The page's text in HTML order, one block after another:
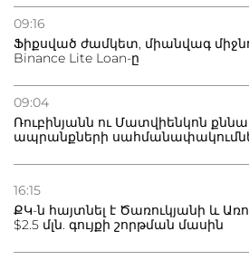
09:16
Ֆիքսված ժամկետ, միանվագ
Binance Lite Loan-ը
09:04
Ռուբինյանն ու Մատվիենկոն
ապրանքների
16:15
ՔԿ-ն հայտնել է Ծառուկյանի և
$2.5 մլն. գույքի շորթման մասին